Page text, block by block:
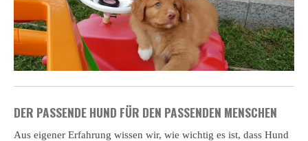
DER PASSENDE HUND FÜR DEN PASSENDEN MENSCHEN
Aus eigener Erfahrung wissen wir, wie wichtig es ist, dass Hund